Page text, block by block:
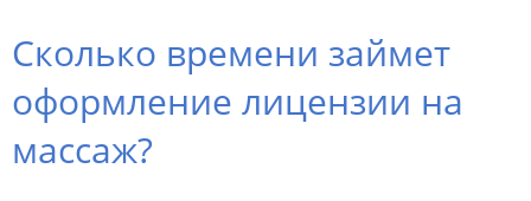
Сколько времени займет
оформление лицензии на
массаж?